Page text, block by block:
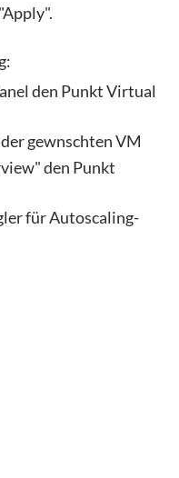
den Punkt Virtual
gewnschten VM
den Punkt
für Autoscaling-